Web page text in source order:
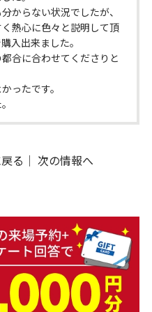
からない状況でしたが、
熱心に色々と説明して頂
入出来ました。
合に合わせてくださりと
ったです。
る ｜ 次の情報へ